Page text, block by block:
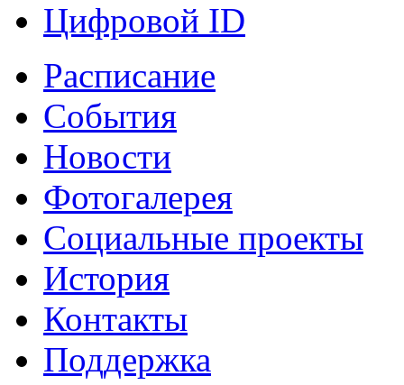
Цифровой ID
Расписание
События
Новости
Фотогалерея
Социальные проекты
История
Контакты
Поддержка